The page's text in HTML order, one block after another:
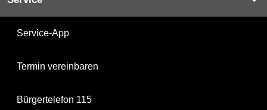
Service-App
Termin vereinbaren
Bürgertelefon 115